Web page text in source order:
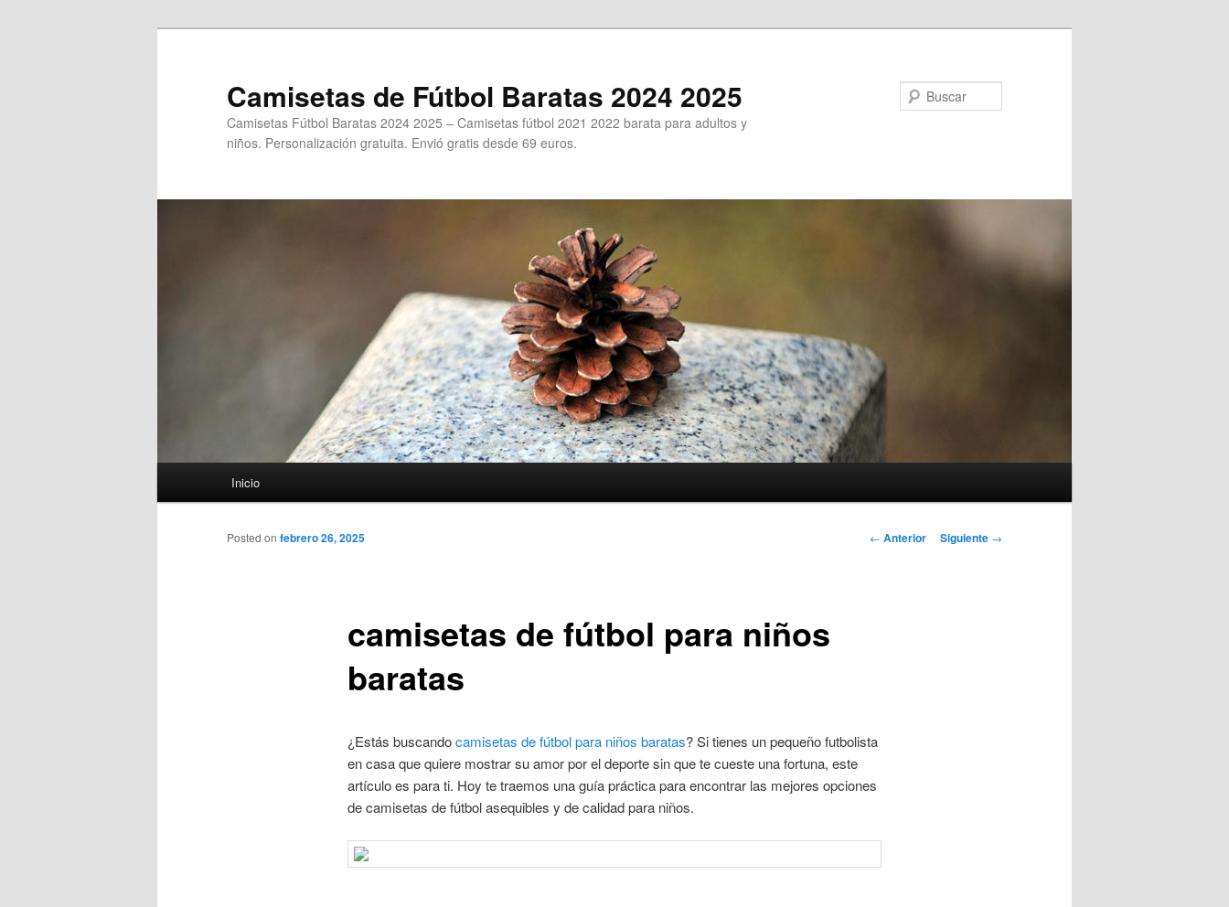
Camisetas de Fútbol Baratas 2024 2025
Camisetas Fútbol Baratas 2024 2025 – Camisetas fútbol 2021 2022 barata para adultos y
niños. Personalización gratuita. Envió gratis desde 69 euros.
Inicio
Navegación
← Anterior Siguiente →
camisetas de fútbol para niños
baratas
Posted on febrero 26, 2025
¿Estás buscandocamisetas de fútbol para niños baratas? Si tienes un pequeño futbolista
en casa que quiere mostrar su amor por el deporte sin que te cueste una fortuna, este
artículo es para ti. Hoy te traemos una guía práctica para encontrar las mejores opciones
de camisetas de fútbol asequibles y de calidad para niños.